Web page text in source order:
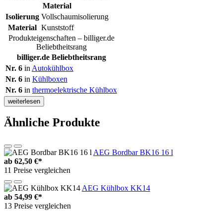
Material
Isolierung Vollschaumisolierung
Material Kunststoff
Produkteigenschaften – billiger.de
Beliebtheitsrang
billiger.de Beliebtheitsrang
Nr. 6 in Autokühlbox
Nr. 6 in Kühlboxen
Nr. 6 in thermoelektrische Kühlbox
weiterlesen
Ähnliche Produkte
AEG Bordbar BK16 16 l
ab 62,50 €*
11 Preise vergleichen
AEG Kühlbox KK14
ab 54,99 €*
13 Preise vergleichen